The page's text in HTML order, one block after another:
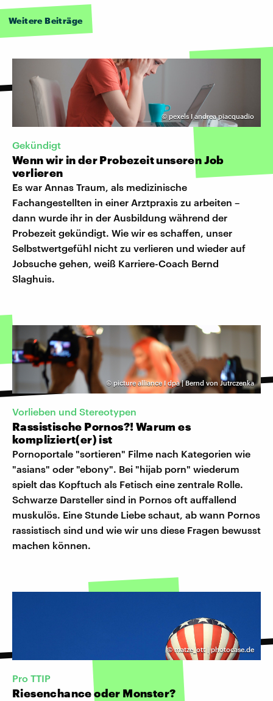
Weitere Beiträge
© pexels I andrea piacquadio
Gekündigt
Wenn wir in der Probezeit unseren Job
verlieren
Es war Annas Traum, als medizinische
Fachangestellten in einer Arztpraxis zu arbeiten –
dann wurde ihr in der Ausbildung während der
Probezeit gekündigt. Wie wir es schaffen, unser
Selbstwertgefühl nicht zu verlieren und wieder auf
Jobsuche gehen, weiß Karriere-Coach Bernd
Slaghuis.
© picture alliance I dpa | Bernd von Jutrczenka
Vorlieben und Stereotypen
Rassistische Pornos?! Warum es
kompliziert(er) ist
Pornoportale "sortieren" Filme nach Kategorien wie
"asians" oder "ebony". Bei "hijab porn" wiederum
spielt das Kopftuch als Fetisch eine zentrale Rolle.
Schwarze Darsteller sind in Pornos oft auffallend
muskulös. Eine Stunde Liebe schaut, ab wann Pornos
rassistisch sind und wie wir uns diese Fragen bewusst
machen können.
©matze_ott | photocase.de
Pro TTIP
Riesenchance oder Monster?